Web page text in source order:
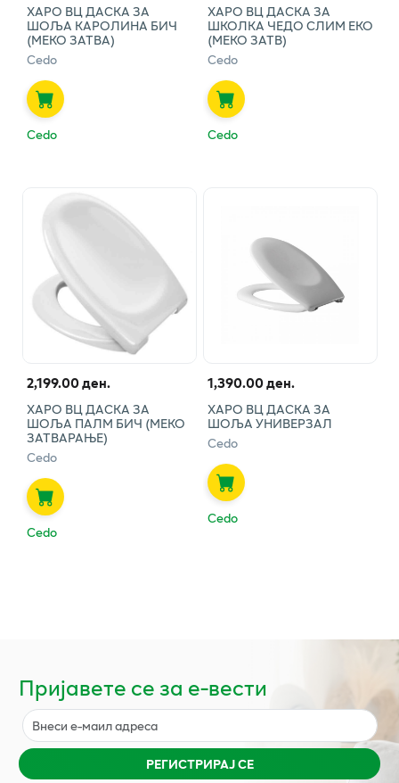
ХАРО ВЦ ДАСКА ЗА
ШОЉА КАРОЛИНА БИЧ
(МЕКО ЗАТВА)
Cedo
Cedo
ХАРО ВЦ ДАСКА ЗА
ШКОЛКА ЧЕДО СЛИМ ЕКО
(МЕКО ЗАТВ)
Cedo
Cedo
2,199.00 ден.
ХАРО ВЦ ДАСКА ЗА
ШОЉА ПАЛМ БИЧ (МЕКО
ЗАТВАРАЊЕ)
Cedo
Cedo
1,390.00 ден.
ХАРО ВЦ ДАСКА ЗА
ШОЉА УНИВЕРЗАЛ
Cedo
Cedo
Пријавете се за е-вести
РЕГИСТРИРАЈ СЕ